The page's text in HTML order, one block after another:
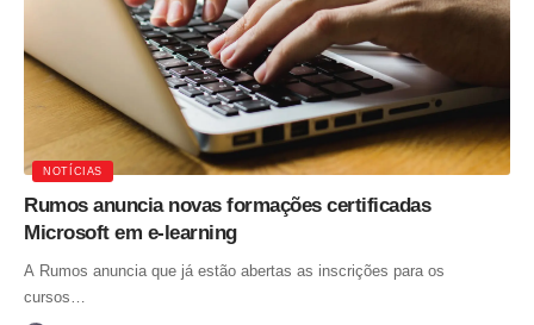
NOTÍCIAS
Rumos anuncia novas formações certificadas
Microsoft em e-learning
A Rumos anuncia que já estão abertas as inscrições para os
cursos…